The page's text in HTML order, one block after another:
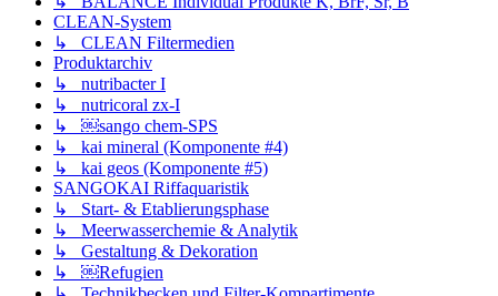
CLEAN-System
↳ CLEAN Filtermedien
Produktarchiv
↳ nutribacter I
↳ nutricoral zx-I
↳ ￼sango chem-SPS
↳ kai mineral (Komponente #4)
↳ kai geos (Komponente #5)
SANGOKAI Riffaquaristik
↳ Start- & Etablierungsphase
↳ Meerwasserchemie & Analytik
↳ Gestaltung & Dekoration
↳ ￼Refugien